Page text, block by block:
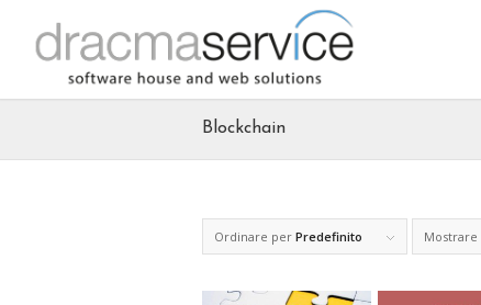
Blockchain
Ordinare perPredefinito Mostrare